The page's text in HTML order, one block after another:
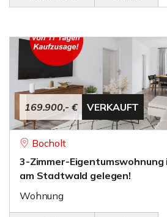
169.900,- € VERKAUFT
Bocholt
3-Zimmer-
am Stadtwald gelegen!
Wohnung